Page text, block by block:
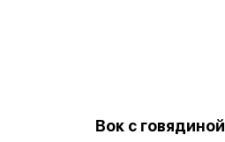
Вок с говядиной